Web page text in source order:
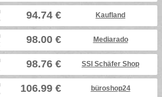
94.74 € Kaufland
98.00 € Mediarado
98.76 € SSI Schäfer Shop
106.99 € büroshop24